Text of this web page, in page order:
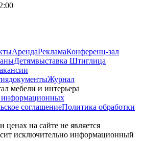
АрендаРекламаКонференц-зал
Детямвыставка Штиглица
документыЖурнал
мебели и интерьера
информационных
соглашениеПолитика обработки
на сайте не является
исключительно информационный